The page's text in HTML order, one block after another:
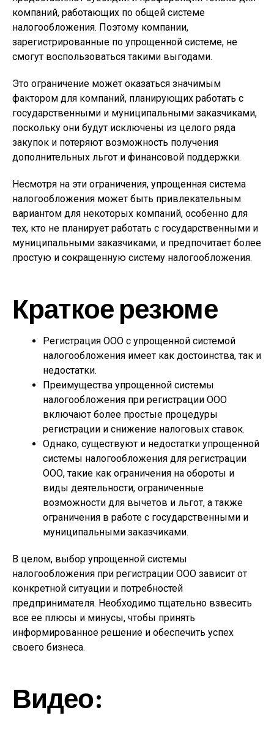
компаний, работающих по общей системе
налогообложения. Поэтому компании,
зарегистрированные по упрощенной системе, не
смогут воспользоваться такими выгодами.
Это ограничение может оказаться значимым
фактором для компаний, планирующих работать с
государственными и муниципальными заказчиками,
поскольку они будут исключены из целого ряда
закупок и потеряют возможность получения
дополнительных льгот и финансовой поддержки.
Несмотря на эти ограничения, упрощенная система
налогообложения может быть привлекательным
вариантом для некоторых компаний, особенно для
тех, кто не планирует работать с государственными и
муниципальными заказчиками, и предпочитает более
простую и сокращенную систему налогообложения.
Краткое резюме
Регистрация ООО с упрощенной системой
налогообложения имеет как достоинства, так и
недостатки.
Преимущества упрощенной системы
налогообложения при регистрации ООО
включают более простые процедуры
регистрации и снижение налоговых ставок.
Однако, существуют и недостатки упрощенной
системы налогообложения для регистрации
ООО, такие как ограничения на обороты и
виды деятельности, ограниченные
возможности для вычетов и льгот, а также
ограничения в работе с государственными и
муниципальными заказчиками.
В целом, выбор упрощенной системы
налогообложения при регистрации ООО зависит от
конкретной ситуации и потребностей
предпринимателя. Необходимо тщательно взвесить
все ее плюсы и минусы, чтобы принять
информированное решение и обеспечить успех
своего бизнеса.
Видео: